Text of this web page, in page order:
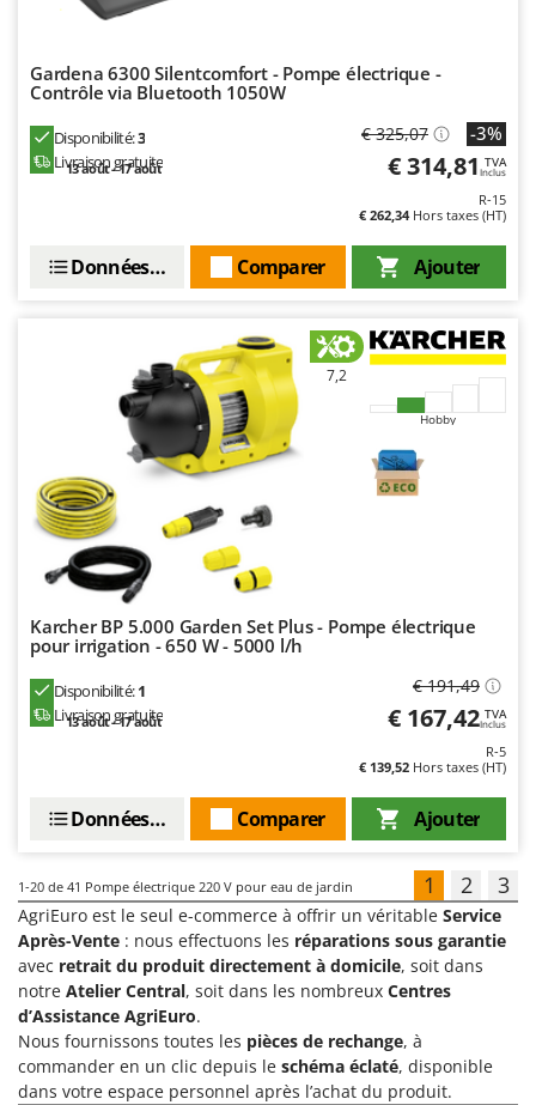
Gardena 6300 Silentcomfort - Pompe électrique -
Contrôle via Bluetooth 1050W
Disponibilité:3
Livraison gratuite
13 août - 17 août
€ 325,07 -3%
€ 314,81 TVA
Inclus
R-15
€ 262,34Hors taxes (HT)
Ajouter
Comparer
Données techniques
7,2
Hobby
Karcher BP 5.000 Garden Set Plus - Pompe électrique
pour irrigation - 650 W - 5000 l/h
Disponibilité:1
Livraison gratuite
13 août - 17 août
€ 191,49
€ 167,42 TVA
Inclus
R-5
€ 139,52 Hors taxes (HT)
Ajouter
Comparer
Données techniques
1-20 de 41 Pompe électrique 220 V pour eau de jardin 1 2 3
AgriEuro est le seul e-commerce à offrir un véritable Service
Après-Vente : nous effectuons les réparations sous garantie
avec retrait du produit directement à domicile, soit dans
notre Atelier Central, soit dans les nombreux Centres
d’Assistance AgriEuro.
Nous fournissons toutes les pièces de rechange, à
commander en un clic depuis le schéma éclaté, disponible
dans votre espace personnel après l’achat du produit.